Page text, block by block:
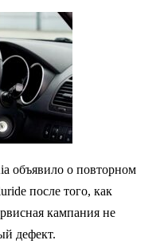
объявило о повторном
после того, как
кампания не
дефект.